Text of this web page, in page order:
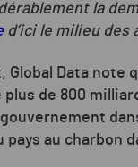
la
d’ici le milieu des
Global Data note
de 800
pays au charbon